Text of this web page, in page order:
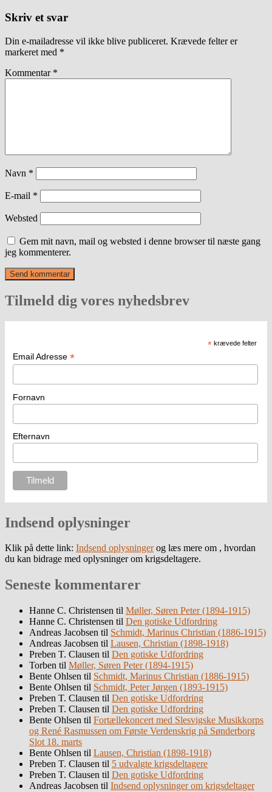
Skriv et svar
Din e-mailadresse vil ikke blive publiceret. Krævede felter er
markeret med *
Kommentar *
Navn *
E-mail *
Websted
Gem mit navn, mail og websted i denne browser til næste gang
jeg kommenterer.
Tilmeld dig vores nyhedsbrev
* krævede felter
Email Adresse *
Fornavn
Efternavn
Indsend oplysninger
Klik på dette link: Indsend oplysningerog læs mere om , hvordan
du kan bidrage med oplysninger om krigsdeltagere.
Seneste kommentarer
Hanne C. Christensen til Møller, Søren Peter (1894-1915)
Hanne C. Christensen til Den gotiske Udfordring
Andreas Jacobsen til Schmidt, Marinus Christian (1886-1915)
Andreas Jacobsen til Lausen, Christian (1898-1918)
Preben T. Clausen til Den gotiske Udfordring
Torben til Møller, Søren Peter (1894-1915)
Bente Ohlsen til Schmidt, Marinus Christian (1886-1915)
Bente Ohlsen til Schmidt, Peter Jørgen (1893-1915)
Preben T. Clausen til Den gotiske Udfordring
Preben T. Clausen til Den gotiske Udfordring
Bente Ohlsen til Fortællekoncert med Slesvigske Musikkorps
og René Rasmussen om Første Verdenskrig på Sønderborg
Slot 18. marts
Bente Ohlsen til Lausen, Christian (1898-1918)
Preben T. Clausen til 5 udvalgte krigsdeltagere
Preben T. Clausen til Den gotiske Udfordring
Andreas Jacobsen til Indsend oplysninger om krigsdeltager